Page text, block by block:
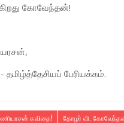
கோவேந்தன்!
பேரியக்கம்.
கவிதை! தோழர் வி.